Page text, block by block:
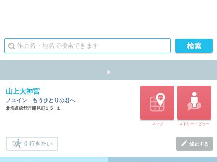
マップ ストリートビュー
山上大神宮
ノエイン もうひとりの君へ
北海道函館市船見町１５−１
0 行きたい 修正する